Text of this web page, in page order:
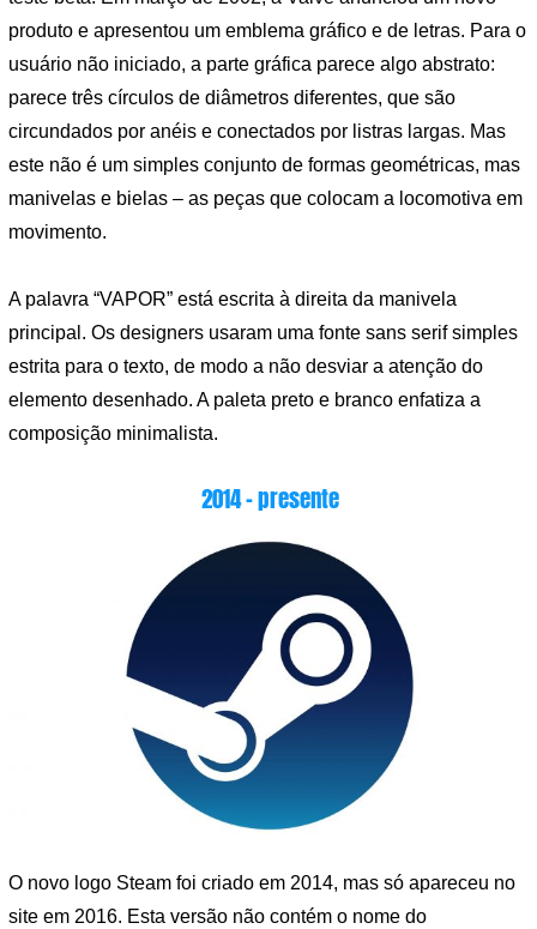
produto e apresentou um emblema gráfico e de letras. Para o
usuário não iniciado, a parte gráfica parece algo abstrato:
parece três círculos de diâmetros diferentes, que são
circundados por anéis e conectados por listras largas. Mas
este não é um simples conjunto de formas geométricas, mas
manivelas e bielas – as peças que colocam a locomotiva em
movimento.
A palavra “VAPOR” está escrita à direita da manivela
principal. Os designers usaram uma fonte sans serif simples
estrita para o texto, de modo a não desviar a atenção do
elemento desenhado. A paleta preto e branco enfatiza a
composição minimalista.
2014 – presente
O novo logo Steam foi criado em 2014, mas só apareceu no
site em 2016. Esta versão não contém o nome do